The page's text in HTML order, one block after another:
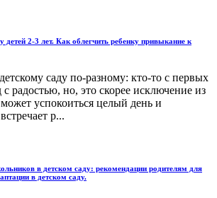
детей 2-3 лет. Как облегчить ребенку привыкание к
саду по-разному: кто-то с первых
с радостью, но, это скорее исключение из
успокоиться целый день и
р...
в детском саду: рекомендации родителям для
в детском саду.